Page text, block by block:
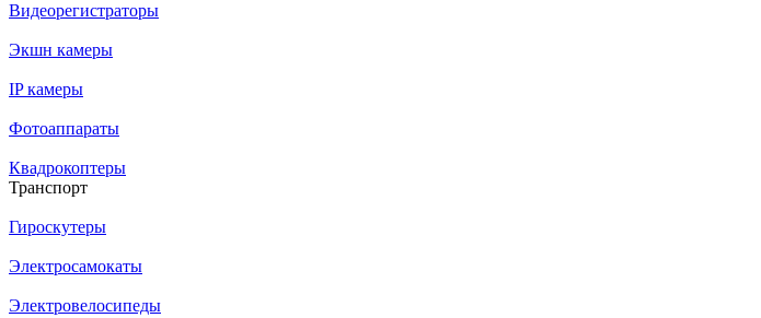
Видеорегистраторы
Экшн камеры
IP камеры
Фотоаппараты
Квадрокоптеры
Транспорт
Гироскутеры
Электросамокаты
Электровелосипеды